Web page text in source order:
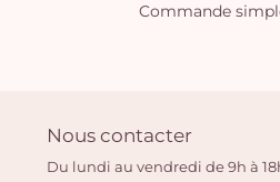
Commande
Nous contacter
Du lundi au vendredi de 9h à